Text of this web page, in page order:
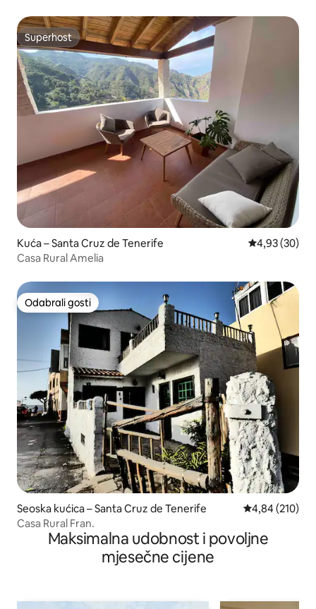
Superhost
Superhost
Kuća – Santa Cruz de Tenerife Prosječna
4,93 (30)
Casa Rural Amelia
Odabrali gosti
Odabrali gosti
Seoska kućica – Santa Cruz de Tenerife Prosječna
4,84 (210)
Casa Rural Fran.
Maksimalna udobnost i povoljne
mjesečne cijene